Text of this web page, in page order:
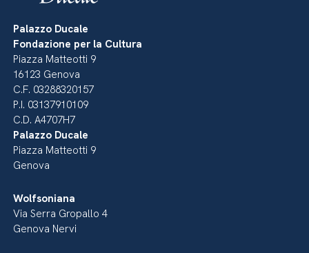
Palazzo Ducale
Fondazione per la Cultura
Piazza Matteotti 9
16123 Genova
C.F. 03288320157
P.I. 03137910109
C.D. A4707H7
Palazzo Ducale
Piazza Matteotti 9
Genova
Wolfsoniana
Via Serra Gropallo 4
Genova Nervi